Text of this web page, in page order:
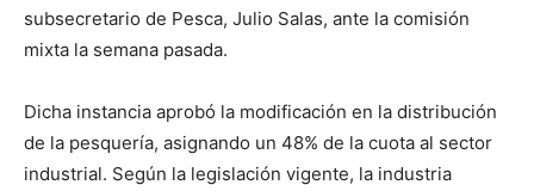
subsecretario de Pesca, Julio Salas, ante la comisión
mixta la semana pasada.
Dicha instancia aprobó la modificación en la distribución
de la pesquería, asignando un 48% de la cuota al sector
industrial. Según la legislación vigente, la industria